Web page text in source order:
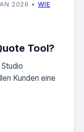
2026 • WIE
Tool?
Kunden eine